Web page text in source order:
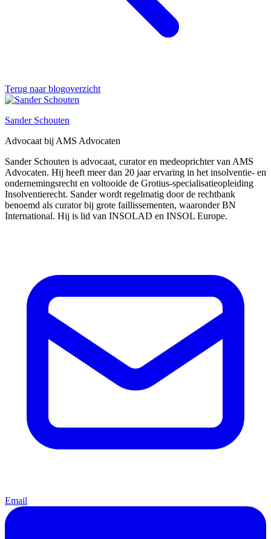
Terug naar blogoverzicht
Sander Schouten
Advocaat bij AMS Advocaten
Sander Schouten is advocaat, curator en medeoprichter van AMS
Advocaten. Hij heeft meer dan 20 jaar ervaring in het insolventie- en
ondernemingsrecht en voltooide de Grotius-specialisatieopleiding
Insolventierecht. Sander wordt regelmatig door de rechtbank
benoemd als curator bij grote faillissementen, waaronder BN
International. Hij is lid van INSOLAD en INSOL Europe.
Email